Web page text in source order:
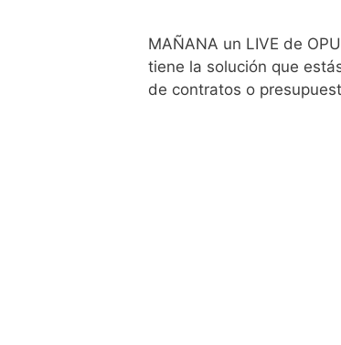
MAÑANA un LIVE de
tiene la solución que
de contratos o